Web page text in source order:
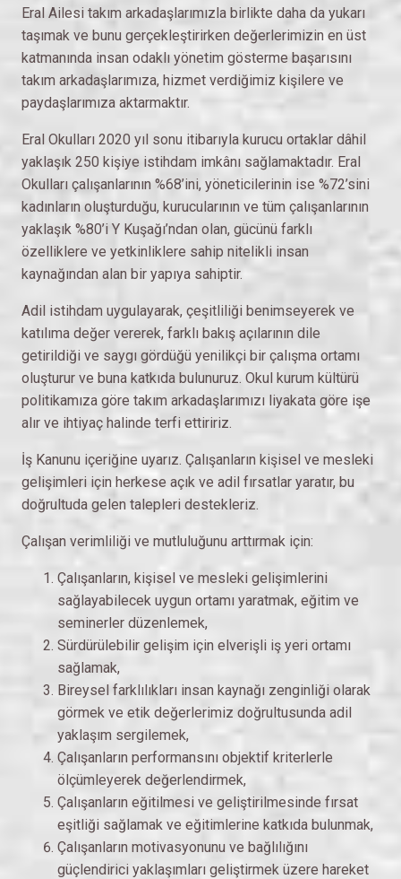
Eral Ailesi takım arkadaşlarımızla birlikte daha da yukarı
taşımak ve bunu gerçekleştirirken değerlerimizin en üst
katmanında insan odaklı yönetim gösterme başarısını
takım arkadaşlarımıza, hizmet verdiğimiz kişilere ve
paydaşlarımıza aktarmaktır.
Eral Okulları 2020 yıl sonu itibarıyla kurucu ortaklar dâhil
yaklaşık 250 kişiye istihdam imkânı sağlamaktadır. Eral
Okulları çalışanlarının %68’ini, yöneticilerinin ise %72’sini
kadınların oluşturduğu, kurucularının ve tüm çalışanlarının
yaklaşık %80’i Y Kuşağı’ndan olan, gücünü farklı
özelliklere ve yetkinliklere sahip nitelikli insan
kaynağından alan bir yapıya sahiptir.
Adil istihdam uygulayarak, çeşitliliği benimseyerek ve
katılıma değer vererek, farklı bakış açılarının dile
getirildiği ve saygı gördüğü yenilikçi bir çalışma ortamı
oluşturur ve buna katkıda bulunuruz. Okul kurum kültürü
politikamıza göre takım arkadaşlarımızı liyakata göre işe
alır ve ihtiyaç halinde terfi ettiririz.
İş Kanunu içeriğine uyarız. Çalışanların kişisel ve mesleki
gelişimleri için herkese açık ve adil fırsatlar yaratır, bu
doğrultuda gelen talepleri destekleriz.
Çalışan verimliliği ve mutluluğunu arttırmak için:
Çalışanların, kişisel ve mesleki gelişimlerini
sağlayabilecek uygun ortamı yaratmak, eğitim ve
seminerler düzenlemek,
Sürdürülebilir gelişim için elverişli iş yeri ortamı
sağlamak,
Bireysel farklılıkları insan kaynağı zenginliği olarak
görmek ve etik değerlerimiz doğrultusunda adil
yaklaşım sergilemek,
Çalışanların performansını objektif kriterlerle
ölçümleyerek değerlendirmek,
Çalışanların eğitilmesi ve geliştirilmesinde fırsat
eşitliği sağlamak ve eğitimlerine katkıda bulunmak,
Çalışanların motivasyonunu ve bağlılığını
güçlendirici yaklaşımları geliştirmek üzere hareket